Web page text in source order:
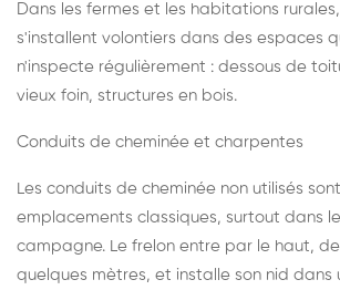
Dans les fermes et les habitations
s'installent volontiers dans des espaces
n'inspecte régulièrement : dessous de
vieux foin, structures en bois.
Conduits de cheminée et charpentes
Les conduits de cheminée non utilisés
emplacements classiques, surtout dans
campagne. Le frelon entre par le haut,
quelques mètres, et installe son nid